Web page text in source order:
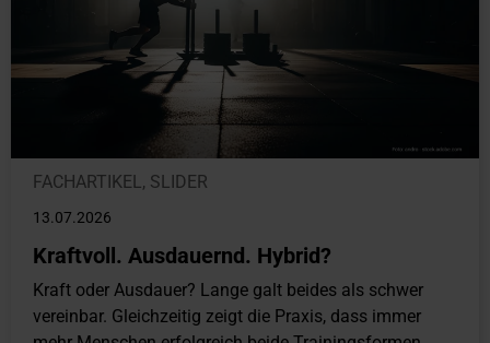
FACHARTIKEL, SLIDER
13.07.2026
Kraftvoll. Ausdauernd. Hybrid?
Kraft oder Ausdauer? Lange galt beides als schwer
vereinbar. Gleichzeitig zeigt die Praxis, dass immer